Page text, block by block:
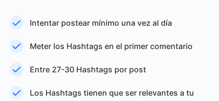
Intentar postear mínimo una vez al día
Meter los Hashtags en el primer comentario
Entre 27-30 Hashtags por post
Los Hashtags tienen que ser relevantes a tu